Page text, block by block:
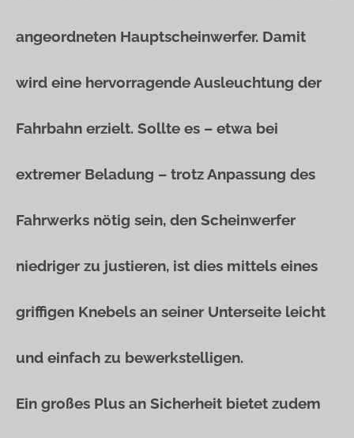
angeordneten Hauptscheinwerfer. Damit
wird eine hervorragende Ausleuchtung der
Fahrbahn erzielt. Sollte es – etwa bei
extremer Beladung – trotz Anpassung des
Fahrwerks nötig sein, den Scheinwerfer
niedriger zu justieren, ist dies mittels eines
griffigen Knebels an seiner Unterseite leicht
und einfach zu bewerkstelligen.
Ein großes Plus an Sicherheit bietet zudem